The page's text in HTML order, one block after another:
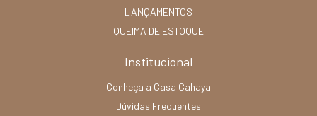
LANÇAMENTOS
QUEIMA DE ESTOQUE
Institucional
Conheça a Casa Cahaya
Dúvidas Frequentes